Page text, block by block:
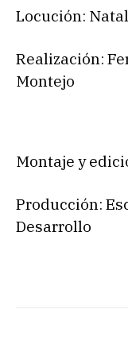
Locución:
Realización:
Montejo
Montaje y
Producción:
Desarrollo